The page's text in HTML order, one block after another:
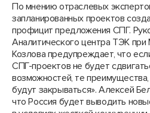
По мнению отраслевых
запланированных проектов
профицит предложения СПГ.
Аналитического центра ТЭК
Козлова предупреждает, что
СПГ-проектов не будет
возможностей, те
будут закрываться». Алексей
что Россия будет выводить